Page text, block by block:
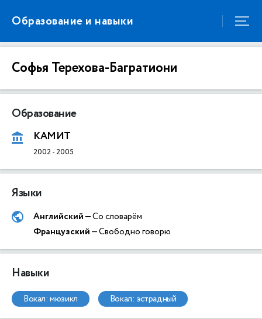
Образование и навыки
Софья Терехова-Багратиони
Образование
КАМИТ
2002-2005
Языки
Английский— Со словарём
Французский— Свободно говорю
Навыки
вокал: мюзикл вокал: эстрадный